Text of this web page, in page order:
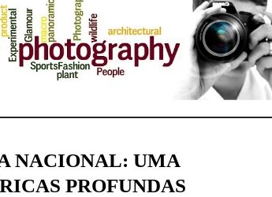
NACIONAL: UMA
PROFUNDAS